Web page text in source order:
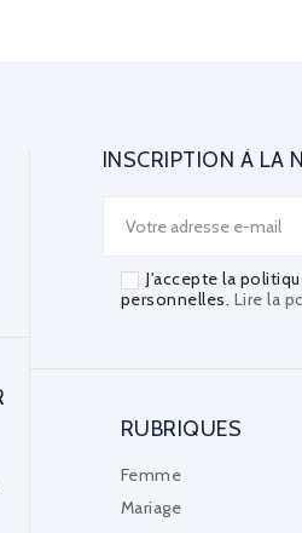
INSCRIPTION À LA
J'accepte la
personnelles. Lire la
RUBRIQUES
Femme
Mariage